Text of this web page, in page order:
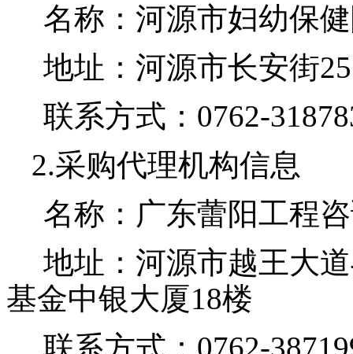
名称： 河源市妇幼保
地址：河源市长安街
联系方式： 0762-
2.采购代理机构信息
名称： 广东蕾阳工程
地址：河源市越王大
基金中银大厦18楼
联系方式： 0762-